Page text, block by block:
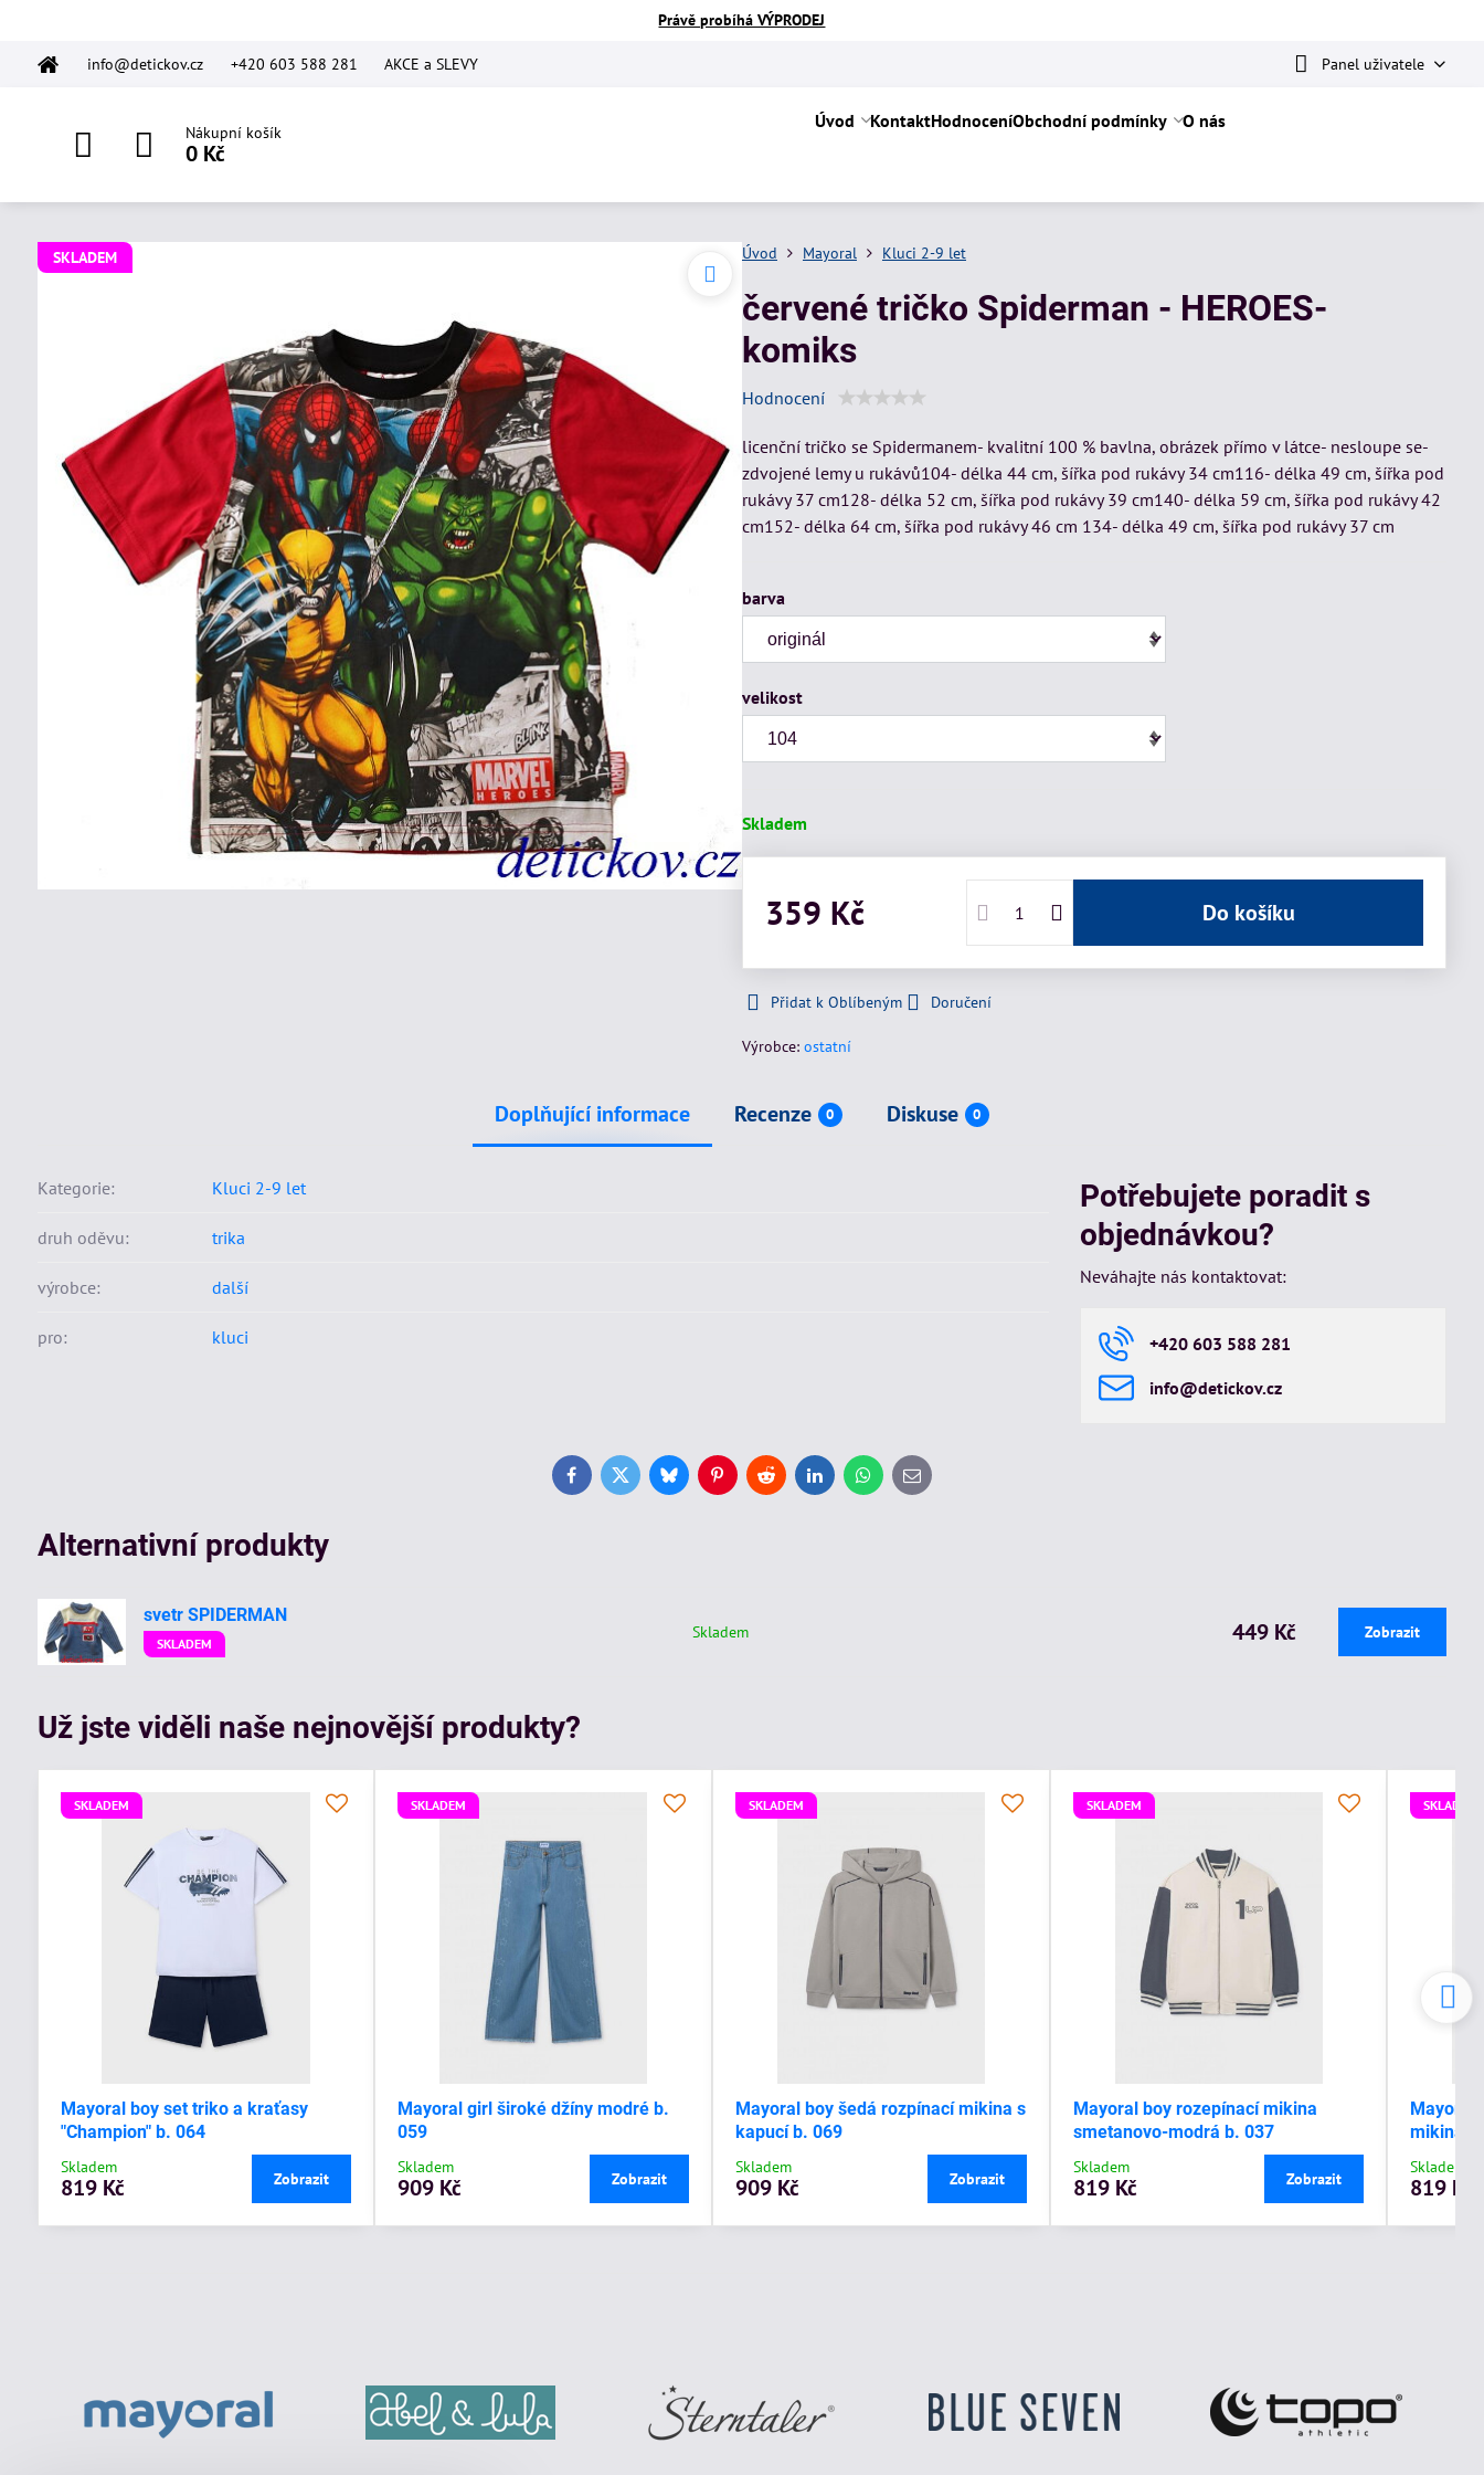
Právě probíhá VÝPRODEJ
info@detickov.cz +420 603 588 281 AKCE a SLEVY Panel uživatele
Nákupní košík
0 Kč
Úvod KontaktHodnoceníObchodní podmínky O nás
SKLADEM Úvod Mayoral Kluci 2-9 let
červené tričko Spiderman - HEROES-
komiks
Hodnocení
licenční tričko se Spidermanem- kvalitní 100 % bavlna, obrázek přímo v látce- nesloupe se-
zdvojené lemy u rukávů104- délka 44 cm, šířka pod rukávy 34 cm116- délka 49 cm, šířka pod
rukávy 37 cm128- délka 52 cm, šířka pod rukávy 39 cm140- délka 59 cm, šířka pod rukávy 42
cm152- délka 64 cm, šířka pod rukávy 46 cm 134- délka 49 cm, šířka pod rukávy 37 cm
barva
velikost
Skladem
359 Kč Do košíku
Přidat k Oblíbeným Doručení
Výrobce: ostatní
Doplňující informace Recenze 0 Diskuse 0
Kategorie: Kluci 2-9 let
druh oděvu: trika
výrobce: další
pro: kluci
Potřebujete poradit s
objednávkou?
Neváhajte nás kontaktovat:
+420 603 588 281
info​@detickov​.cz
FacebookTwitterBlueskyPinterestRedditLinkedInWhatsApp
E-
mail
Alternativní produkty
svetr SPIDERMAN
SKLADEM
Skladem 449 Kč Zobrazit
Už jste viděli naše nejnovější produkty?
SKLADEM
Mayoral boy set triko a kraťasy
"Champion" b. 064
Skladem
819 Kč Zobrazit
SKLADEM
Mayoral girl široké džíny modré b.
059
Skladem
909 Kč Zobrazit
SKLADEM
Mayoral boy šedá rozpínací mikina s
kapucí b. 069
Skladem
909 Kč Zobrazit
SKLADEM
Mayoral boy rozepínací mikina
smetanovo-modrá b. 037
Skladem
819 Kč Zobrazit
SKLADEM
Mayoral
mikina s
Skladem
819 Kč